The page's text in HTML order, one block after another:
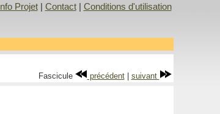
Info Projet| Contact| Conditions d'utilisation
Fascicule précédent| suivant